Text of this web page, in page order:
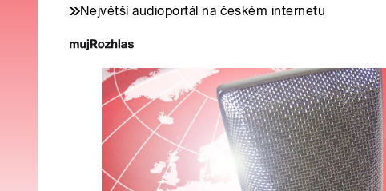
Největší audioportál na českém internetu